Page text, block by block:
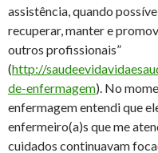
assistência, quando
recuperar, manter e
outros profissionais”
(http://
de-enfermagem). No
enfermagem entendi que
enfermeiro(a)s que me
cuidados continuavam